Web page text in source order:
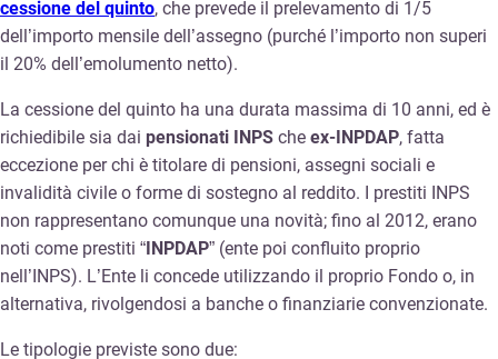
cessione del quinto, che prevede il prelevamento di 1/5
dell’importo mensile dell’assegno (purché l’importo non superi
il 20% dell’emolumento netto).
La cessione del quinto ha una durata massima di 10 anni, ed è
richiedibile sia dai pensionati INPS che ex-INPDAP, fatta
eccezione per chi è titolare di pensioni, assegni sociali e
invalidità civile o forme di sostegno al reddito. I prestiti INPS
non rappresentano comunque una novità; fino al 2012, erano
noti come prestiti “INPDAP” (ente poi confluito proprio
nell’INPS). L’Ente li concede utilizzando il proprio Fondo o, in
alternativa, rivolgendosi a banche o finanziarie convenzionate.
Le tipologie previste sono due: